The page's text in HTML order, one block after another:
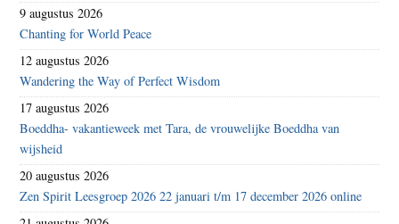
9 augustus 2026
Chanting for World Peace
12 augustus 2026
Wandering the Way of Perfect Wisdom
17 augustus 2026
Boeddha- vakantieweek met Tara, de vrouwelijke Boeddha van
wijsheid
20 augustus 2026
Zen Spirit Leesgroep 2026 22 januari t/m 17 december 2026 online